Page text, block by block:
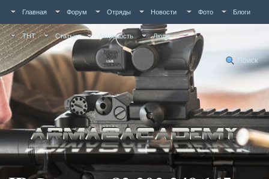
Главная Форум Отряды Новости Фото Блоги
ТНТ Статьи Активность Люди
Поиск